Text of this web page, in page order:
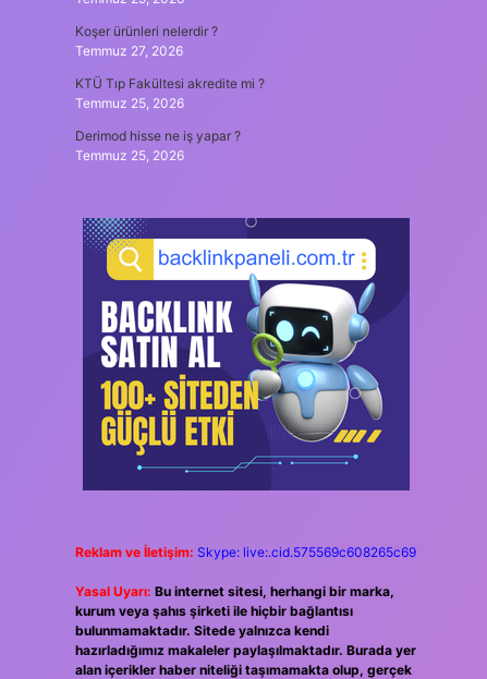
Koşer ürünleri nelerdir ?
Temmuz 27, 2026
KTÜ Tıp Fakültesi akredite mi ?
Temmuz 25, 2026
Derimod hisse ne iş yapar ?
Temmuz 25, 2026
Reklam ve İletişim: Skype: live:.cid.575569c608265c69
Yasal Uyarı: Bu internet sitesi, herhangi bir marka,
kurum veya şahıs şirketi ile hiçbir bağlantısı
bulunmamaktadır. Sitede yalnızca kendi
hazırladığımız makaleler paylaşılmaktadır. Burada yer
alan içerikler haber niteliği taşımamakta olup, gerçek